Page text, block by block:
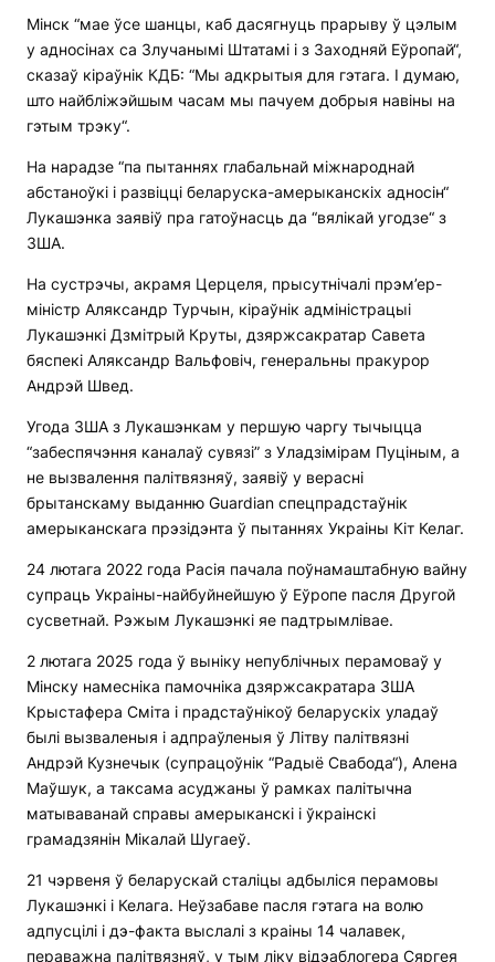
Мінск “мае ўсе шанцы, каб дасягнуць прарыву ў цэлым
у адносінах са Злучанымі Штатамі і з Заходняй Еўропай“,
сказаў кіраўнік КДБ: “Мы адкрытыя для гэтага. І думаю,
што найбліжэйшым часам мы пачуем добрыя навіны на
гэтым трэку“.
На нарадзе “па пытаннях глабальнай міжнароднай
абстаноўкі і развіцці беларуска-амерыканскіх адносін“
Лукашэнка заявіў пра гатоўнасць да “вялікай угодзе“ з
ЗША.
На сустрэчы, акрамя Церцеля, прысутнічалі прэм’ер-
міністр Аляксандр Турчын, кіраўнік адміністрацыі
Лукашэнкі Дзмітрый Круты, дзяржсакратар Савета
бяспекі Аляксандр Вальфовіч, генеральны пракурор
Андрэй Швед.
Угода ЗША з Лукашэнкам у першую чаргу тычыцца
“забеспячэння каналаў сувязі” з Уладзімірам Пуціным, а
не вызвалення палітвязняў, заявіў у верасні
брытанскаму выданню Guardian спецпрадстаўнік
амерыканскага прэзідэнта ў пытаннях Украіны Кіт Келаг.
24 лютага 2022 года Расія пачала поўнамаштабную вайну
супраць Украіны-найбуйнейшую ў Еўропе пасля Другой
сусветнай. Рэжым Лукашэнкі яе падтрымлівае.
2 лютага 2025 года ў выніку непублічных перамоваў у
Мінску намесніка памочніка дзяржсакратара ЗША
Крыстафера Сміта і прадстаўнікоў беларускіх уладаў
былі вызваленыя і адпраўленыя ў Літву палітвязні
Андрэй Кузнечык (супрацоўнік “Радыё Свабода“), Алена
Маўшук, а таксама асуджаны ў рамках палітычна
матываванай справы амерыканскі і ўкраінскі
грамадзянін Мікалай Шугаеў.
21 чэрвеня ў беларускай сталіцы адбыліся перамовы
Лукашэнкі і Келага. Неўзабаве пасля гэтага на волю
адпусцілі і дэ-факта выслалі з краіны 14 чалавек,
пераважна палітвязняў, у тым ліку відэаблогера Сяргея